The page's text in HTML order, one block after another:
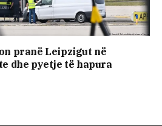
pranë Leipzigut në
dhe pyetje të hapura